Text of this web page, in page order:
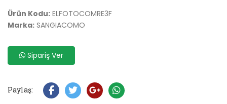
Ürün Kodu: ELFOTOCOMRE3F
Marka: SANGIACOMO
Sipariş Ver
Paylaş: